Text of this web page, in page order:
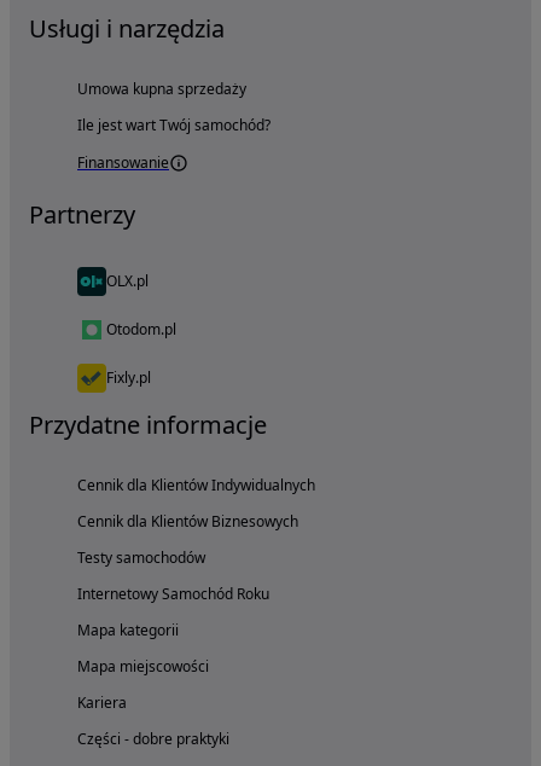
Usługi i narzędzia
Umowa kupna sprzedaży
Ile jest wart Twój samochód?
Finansowanie
Partnerzy
OLX.pl
Otodom.pl
Fixly.pl
Przydatne informacje
Cennik dla Klientów Indywidualnych
Cennik dla Klientów Biznesowych
Testy samochodów
Internetowy Samochód Roku
Mapa kategorii
Mapa miejscowości
Kariera
Części - dobre praktyki